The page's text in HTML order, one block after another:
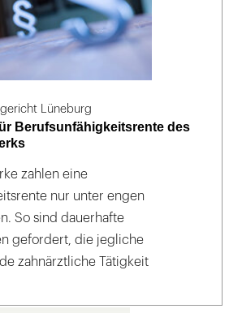
Lüneburg
Berufsunfähigkeitsrente des
zahlen eine
nur unter engen
So sind dauerhafte
gefordert, die jegliche
zahnärztliche Tätigkeit